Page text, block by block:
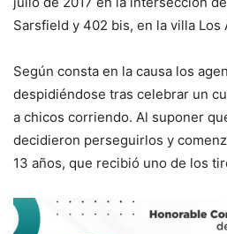
Sarsfield y 402 bis, en la villa Los
Según consta en la causa los
despidiéndose tras celebrar un
a chicos corriendo. Al suponer
decidieron perseguirlos y
13 años, que recibió uno de los